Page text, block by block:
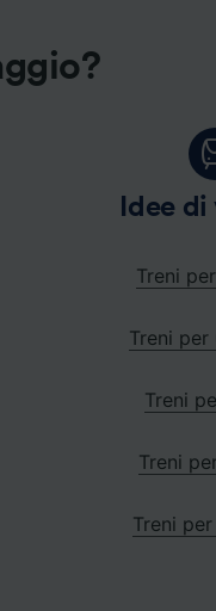
Idee
Treni
Treni per
Treni
Treni
Treni